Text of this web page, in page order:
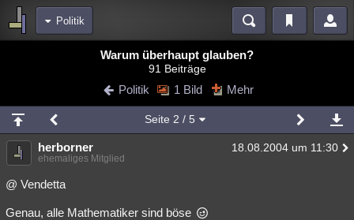
Politik
Blogs
Chat Wiki Neuigkeiten
meine Rubriken
Menschen Wissenschaft Mystery Kriminalfälle
Spiritualität
Natur Umfragen Unterhaltung
Warum überhaupt glauben?
91 Beiträge
Politik 1 Bild Mehr
Seite 2 / 5
herborner 18.08.2004 um 11:30
ehemaliges Mitglied
@ Vendetta
Genau, alle Mathematiker sind böse